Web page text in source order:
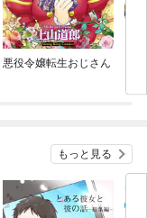
悪役令嬢転生おじさん
もっと見る